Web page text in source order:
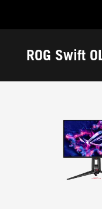
Accessibility links
ROG Swift
Podpora